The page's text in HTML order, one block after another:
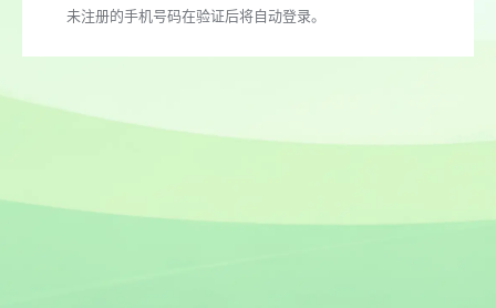
未注册的手机号码在验证后将自动登录。